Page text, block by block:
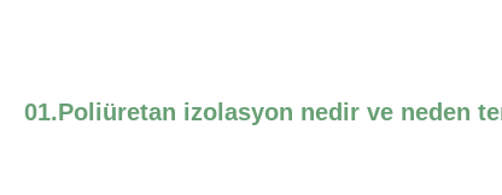
01.Poliüretan izolasyon nedir ve neden